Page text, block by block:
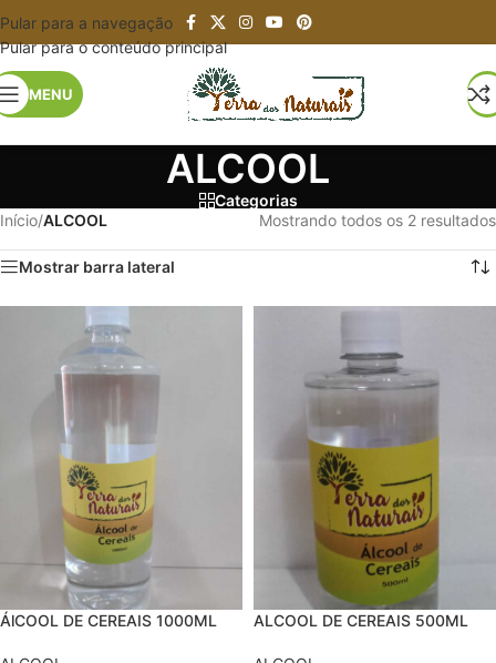
Pular para a navegação
Pular para o conteúdo principal
MENU
ALCOOL
Categorias
Início/ALCOOL Mostrando todos os 2 resultados
Mostrar barra lateral
ÁlCOOL DE CEREAIS 1000ML ALCOOL DE CEREAIS 500ML